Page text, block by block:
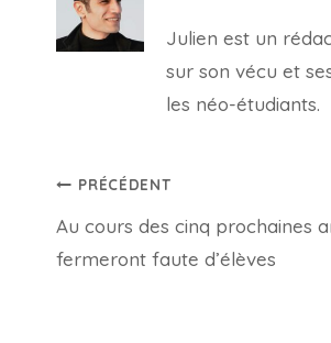
Julien est un
sur son vécu et
les néo-étudiants.
Navigation
de
PRÉCÉDENT
Au cours des cinq prochaines
fermeront faute d’élèves